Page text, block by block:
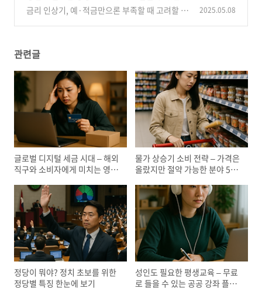
공공 강좌 플랫폼 총정리 (5)
금리 인상기, 예·적금만으론 부족할 때 고려할 투
2025.05.08
관련글
글로벌 디지털 세금 시대 – 해외
직구와 소비자에게 미치는 영향
물가 상승기 소비 전략 – 가격은
올랐지만 절약 가능한 분야 5가
정당이 뭐야? 정치 초보를 위한
정당별 특징 한눈에 보기
성인도 필요한 평생교육 – 무료
로 들을 수 있는 공공 강좌 플랫